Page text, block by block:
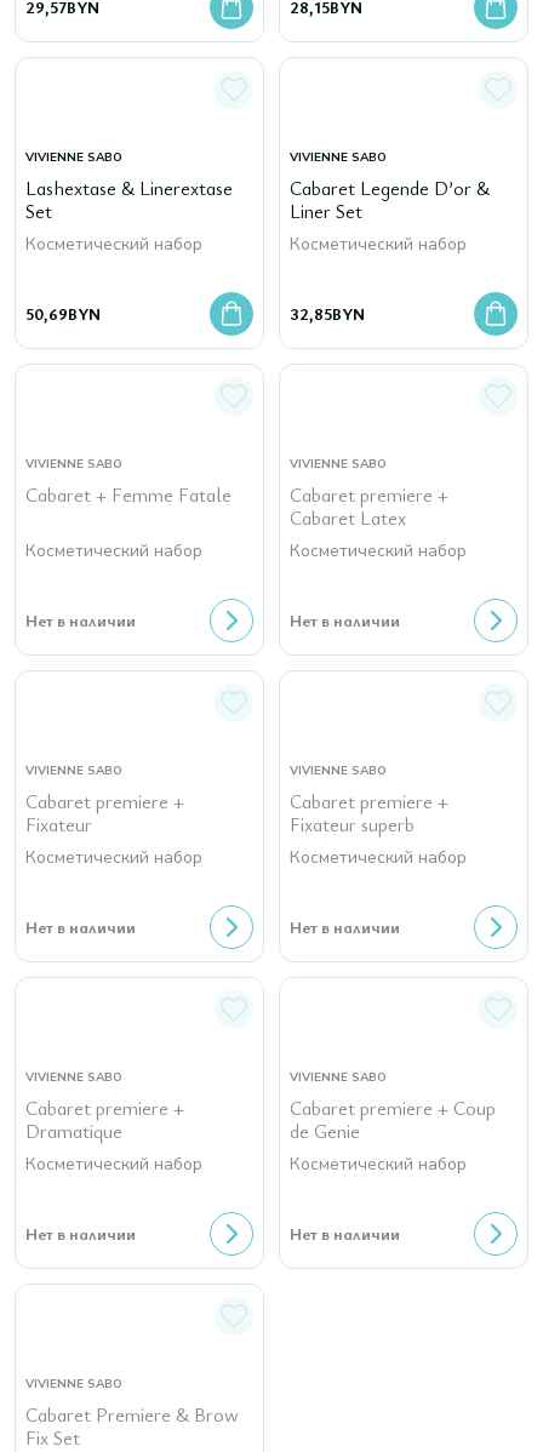
29,57BYN 28,15BYN
VIVIENNE SABO
Lashextase & Linerextase
Set
Косметический набор
50,69BYN
VIVIENNE SABO
Cabaret Legende D’or &
Liner Set
Косметический набор
32,85BYN
VIVIENNE SABO
Cabaret + Femme Fatale
Косметический набор
Нет в наличии
VIVIENNE SABO
Cabaret premiere +
Cabaret Latex
Косметический набор
Нет в наличии
VIVIENNE SABO
Cabaret premiere +
Fixateur
Косметический набор
Нет в наличии
VIVIENNE SABO
Cabaret premiere +
Fixateur superb
Косметический набор
Нет в наличии
VIVIENNE SABO
Cabaret premiere +
Dramatique
Косметический набор
Нет в наличии
VIVIENNE SABO
Cabaret premiere + Coup
de Genie
Косметический набор
Нет в наличии
VIVIENNE SABO
Cabaret Premiere & Brow
Fix Set